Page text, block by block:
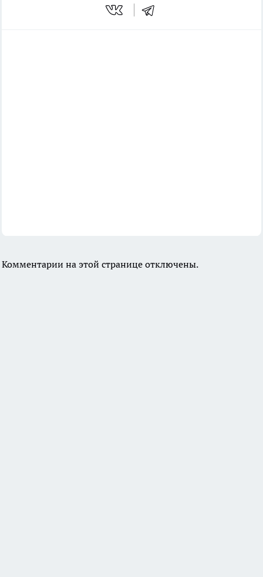
Комментарии на этой странице отключены.